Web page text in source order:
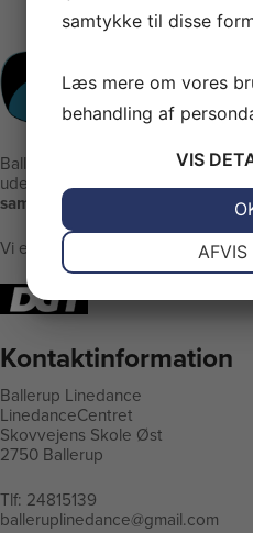
Ballerup Linedance er klubben
uden stræben men med:
samvær - glæde - motion
Vi er medlem af DGI
Kontaktinformation
Ballerup Linedance
LinedanceCentret
Skovvejens Skole Øst
2750 Ballerup
Tlf: 24815139
balleruplinedance@gmail.com
samtykke til disse
Læs mere om vores
behandling af
VIS
AFVIS